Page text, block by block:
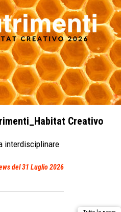
Creativo
interdisciplinare
del 31 Luglio 2026